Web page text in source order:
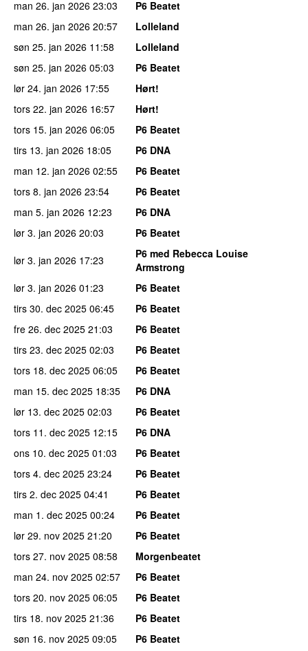
man 26. jan 2026 23:03
P6 Beatet
man 26. jan 2026 20:57
Lolleland
søn 25. jan 2026 11:58
Lolleland
søn 25. jan 2026 05:03
P6 Beatet
lør 24. jan 2026 17:55
Hørt!
tors 22. jan 2026 16:57
Hørt!
tors 15. jan 2026 06:05
P6 Beatet
tirs 13. jan 2026 18:05
P6 DNA
man 12. jan 2026 02:55
P6 Beatet
tors 8. jan 2026 23:54
P6 Beatet
man 5. jan 2026 12:23
P6 DNA
lør 3. jan 2026 20:03
P6 Beatet
lør 3. jan 2026 17:23
P6 med Rebecca Louise
Armstrong
lør 3. jan 2026 01:23
P6 Beatet
tirs 30. dec 2025 06:45
P6 Beatet
fre 26. dec 2025 21:03
P6 Beatet
tirs 23. dec 2025 02:03
P6 Beatet
tors 18. dec 2025 06:05
P6 Beatet
man 15. dec 2025 18:35
P6 DNA
lør 13. dec 2025 02:03
P6 Beatet
tors 11. dec 2025 12:15
P6 DNA
ons 10. dec 2025 01:03
P6 Beatet
tors 4. dec 2025 23:24
P6 Beatet
tirs 2. dec 2025 04:41
P6 Beatet
man 1. dec 2025 00:24
P6 Beatet
lør 29. nov 2025 21:20
P6 Beatet
tors 27. nov 2025 08:58
Morgenbeatet
man 24. nov 2025 02:57
P6 Beatet
tors 20. nov 2025 06:05
P6 Beatet
tirs 18. nov 2025 21:36
P6 Beatet
søn 16. nov 2025 09:05
P6 Beatet